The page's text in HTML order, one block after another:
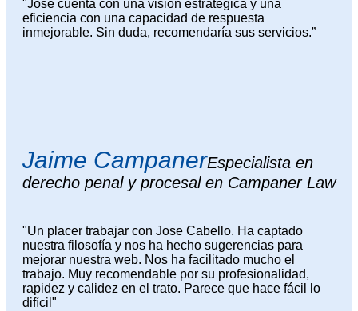
"Jose cuenta con una visión estratégica y una
eficiencia con una capacidad de respuesta
inmejorable. Sin duda, recomendaría sus servicios.”
Jaime CampanerEspecialista en
derecho penal y procesal en Campaner Law
"Un placer trabajar con Jose Cabello. Ha captado
nuestra filosofía y nos ha hecho sugerencias para
mejorar nuestra web. Nos ha facilitado mucho el
trabajo. Muy recomendable por su profesionalidad,
rapidez y calidez en el trato. Parece que hace fácil lo
difícil"